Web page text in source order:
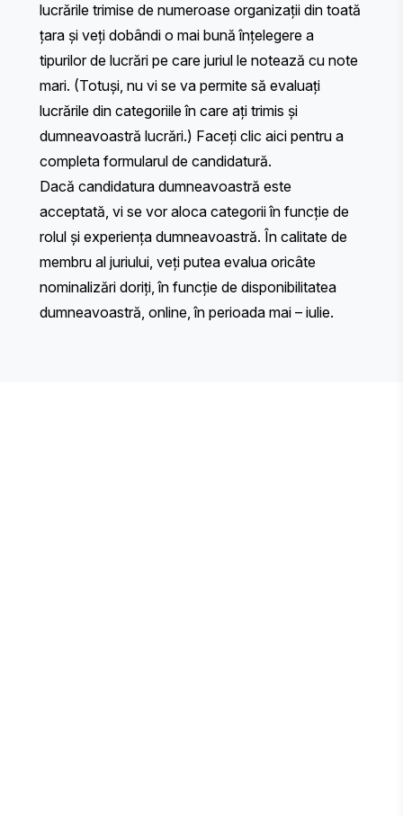
lucrările trimise de numeroase organizații din toată
țara și veți dobândi o mai bună înțelegere a
tipurilor de lucrări pe care juriul le notează cu note
mari. (Totuși, nu vi se va permite să evaluați
lucrările din categoriile în care ați trimis și
dumneavoastră lucrări.) Faceți clic aici pentru a
completa formularul de candidatură.
Dacă candidatura dumneavoastră este
acceptată, vi se vor aloca categorii în funcție de
rolul și experiența dumneavoastră. În calitate de
membru al juriului, veți putea evalua oricâte
nominalizări doriți, în funcție de disponibilitatea
dumneavoastră, online, în perioada mai – iulie.